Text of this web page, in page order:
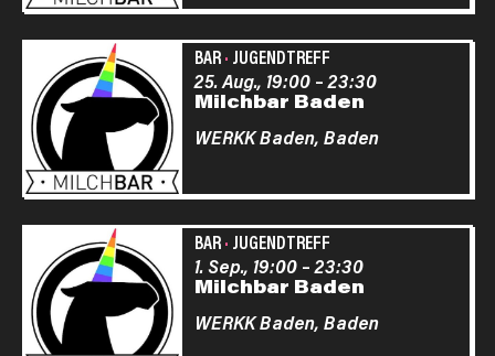
BAR· JUGENDTREFF
Milchbar Baden
25. Aug., 19:00–23:30
WERKK Baden, Baden
BAR· JUGENDTREFF
Milchbar Baden
1. Sep., 19:00–23:30
WERKK Baden, Baden